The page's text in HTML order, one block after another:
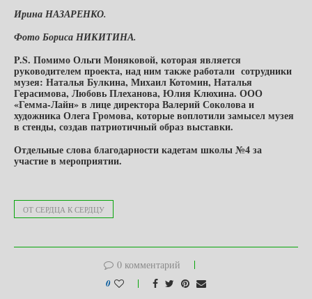
Ирина НАЗАРЕНКО.
Фото Бориса НИКИТИНА.
P.S. Помимо Ольги Моняковой, которая является
руководителем проекта, над ним также работали сотрудники
музея: Наталья Булкина, Михаил Котомин, Наталья
Герасимова, Любовь Плеханова, Юлия Клюхина. ООО
«Гемма-Лайн» в лице директора Валерий Соколова и
художника Олега Громова, которые воплотили замысел музея
в стенды, создав патриотичный образ выставки.
Отдельные слова благодарности кадетам школы №4 за
участие в мероприятии.
ОТ СЕРДЦА К СЕРДЦУ
0 комментарий
0